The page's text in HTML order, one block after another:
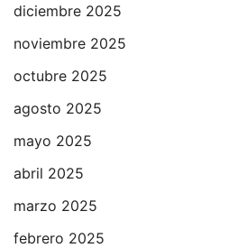
diciembre 2025
noviembre 2025
octubre 2025
agosto 2025
mayo 2025
abril 2025
marzo 2025
febrero 2025